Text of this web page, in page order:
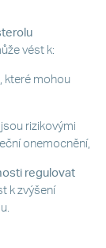
vést k:
které mohou
jsou rizikovými
onemocnění,
regulovat
k zvýšení